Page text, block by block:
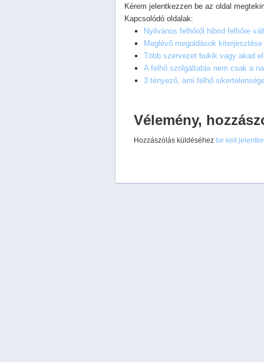
Kérem jelentkezzen be az oldal
Kapcsolódó oldalak:
Nyilvános felhőről hibrid felhőre
Meglévő megoldások
Több szervezet bukik vagy akad
A felhő szolgáltatás nem csak a
3 tényező, ami felhő
Vélemény,
Hozzászólás küldéséhez be kell